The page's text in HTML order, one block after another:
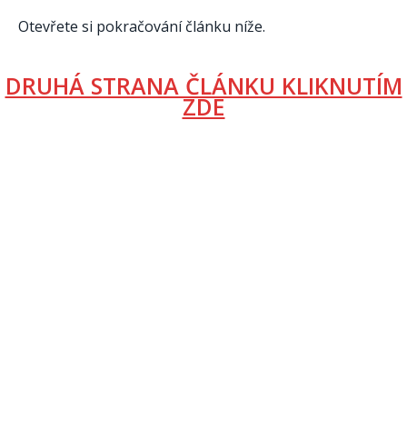
Otevřete si pokračování článku níže.
DRUHÁ STRANA ČLÁNKU KLIKNUTÍM
ZDE